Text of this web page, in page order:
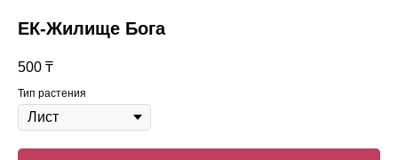
ЕК-Жилище Бога
500 ₸
Тип растения